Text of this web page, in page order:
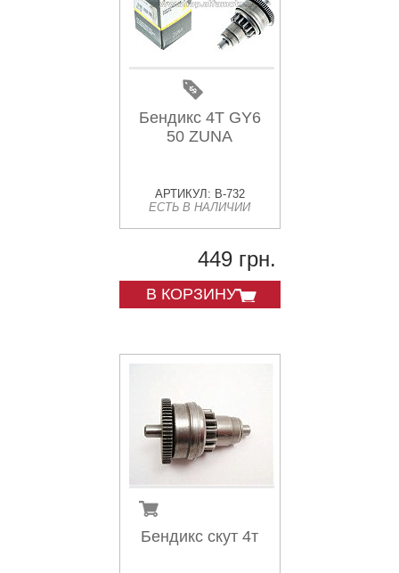
Бендикс 4T GY6
50 ZUNA
АРТИКУЛ: B-732
ЕСТЬ В НАЛИЧИИ
449 грн.
В КОРЗИНУ
Бендикс скут 4т